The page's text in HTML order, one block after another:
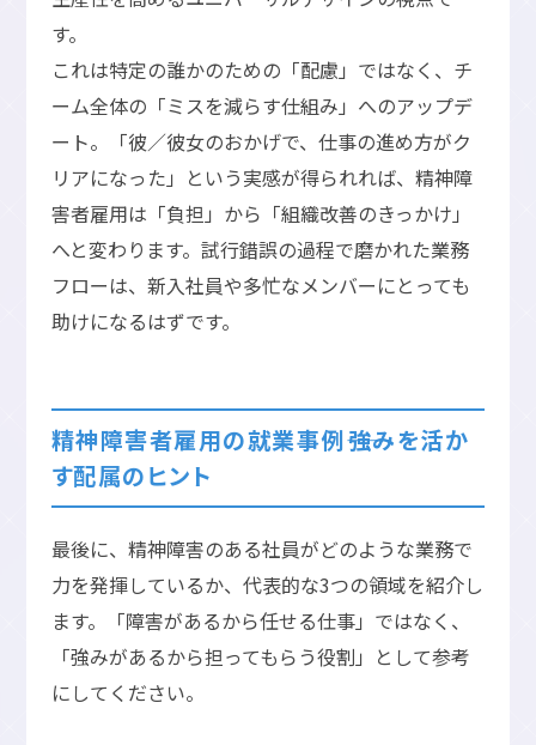
す。
これは特定の誰かのための「配慮」ではなく、チ
ーム全体の「ミスを減らす仕組み」へのアップデ
ート。「彼／彼女のおかげで、仕事の進め方がク
リアになった」という実感が得られれば、精神障
害者雇用は「負担」から「組織改善のきっかけ」
へと変わります。試行錯誤の過程で磨かれた業務
フローは、新入社員や多忙なメンバーにとっても
助けになるはずです。
精神障害者雇用の就業事例――強みを活か
す配属のヒント
最後に、精神障害のある社員がどのような業務で
力を発揮しているか、代表的な3つの領域を紹介し
ます。「障害があるから任せる仕事」ではなく、
「強みがあるから担ってもらう役割」として参考
にしてください。